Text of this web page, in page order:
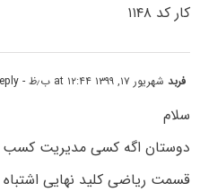
کار کد ۱۱۴۸
فربدشهریور ۱۷, ۱۳۹۹ at ۱۲:۴۴ ب٫ظ - Reply
سلام
دوستان اگه کسی مدیریت کسب